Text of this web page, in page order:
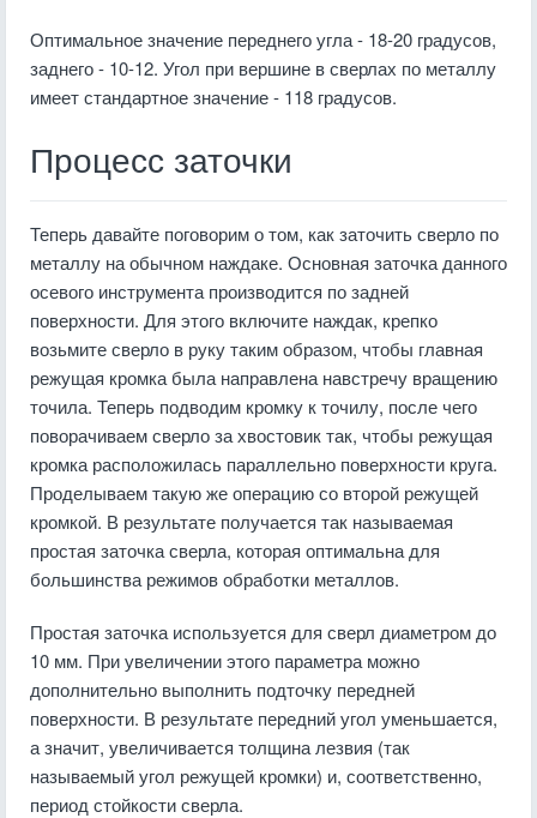
Оптимальное значение переднего угла - 18-20 градусов,
заднего - 10-12. Угол при вершине в сверлах по металлу
имеет стандартное значение - 118 градусов.
Процесс заточки
Теперь давайте поговорим о том, как заточить сверло по
металлу на обычном наждаке. Основная заточка данного
осевого инструмента производится по задней
поверхности. Для этого включите наждак, крепко
возьмите сверло в руку таким образом, чтобы главная
режущая кромка была направлена навстречу вращению
точила. Теперь подводим кромку к точилу, после чего
поворачиваем сверло за хвостовик так, чтобы режущая
кромка расположилась параллельно поверхности круга.
Проделываем такую же операцию со второй режущей
кромкой. В результате получается так называемая
простая заточка сверла, которая оптимальна для
большинства режимов обработки металлов.
Простая заточка используется для сверл диаметром до
10 мм. При увеличении этого параметра можно
дополнительно выполнить подточку передней
поверхности. В результате передний угол уменьшается,
а значит, увеличивается толщина лезвия (так
называемый угол режущей кромки) и, соответственно,
период стойкости сверла.